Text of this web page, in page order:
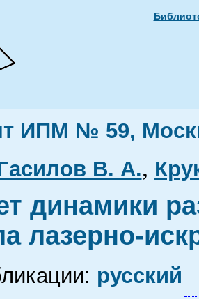
ИПМ № 59,
В. А.,
динамики
лазерно-
русский